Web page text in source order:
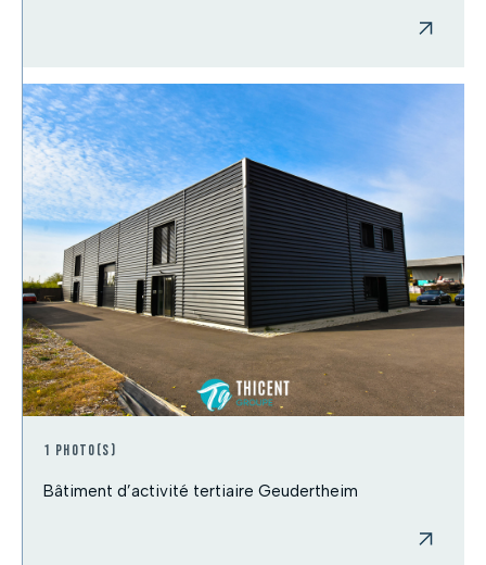
1 photo(s)
Bâtiment d’activité tertiaire Geudertheim